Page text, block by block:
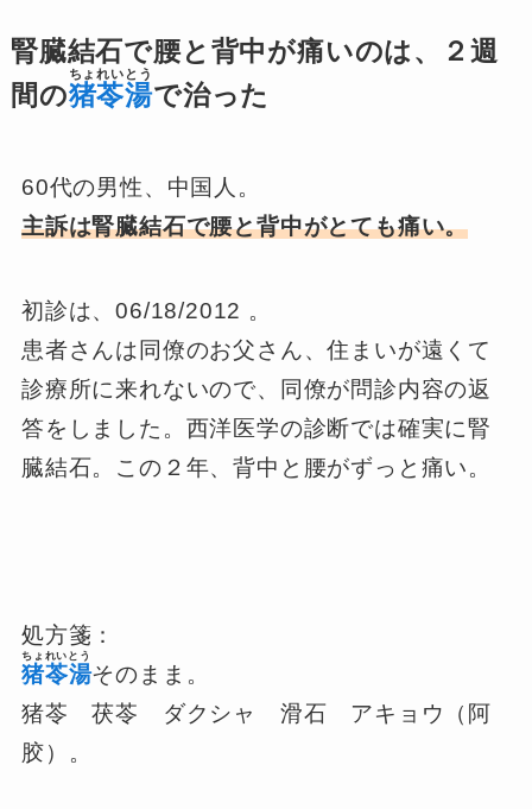
腎臓結石で腰と背中が痛いのは、２週
間の猪苓湯
ちょれいとう
で治った
60代の男性、中国人。
主訴は腎臓結石で腰と背中がとても痛い。
初診は、06/18/2012 。
患者さんは同僚のお父さん、住まいが遠くて
診療所に来れないので、同僚が問診内容の返
答をしました。西洋医学の診断では確実に腎
臓結石。この２年、背中と腰がずっと痛い。
処方箋：
猪苓湯
ちょれいとう
そのまま。
猪苓 茯苓 ダクシャ 滑石 アキョウ（阿
胶）。